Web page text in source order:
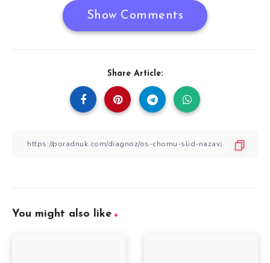
Show Comments
Share Article:
You might also like